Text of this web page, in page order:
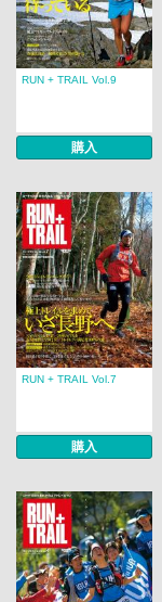
RUN + TRAIL Vol.9
購入
RUN + TRAIL Vol.7
購入